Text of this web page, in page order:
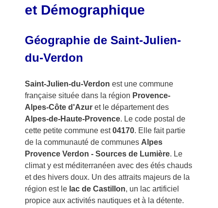
et Démographique
Géographie de Saint-Julien-
du-Verdon
Saint-Julien-du-Verdon est une commune
française située dans la région Provence-
Alpes-Côte d'Azuret le département des
Alpes-de-Haute-Provence. Le code postal de
cette petite commune est04170. Elle fait partie
de la communauté de communes Alpes
Provence Verdon - Sources de Lumière. Le
climat y est méditerranéen avec des étés chauds
et des hivers doux. Un des attraits majeurs de la
région est le lac de Castillon, un lac artificiel
propice aux activités nautiques et à la détente.